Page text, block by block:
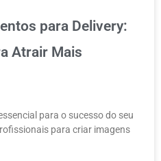
para Delivery:
Atrair Mais
para o sucesso do seu
para criar imagens